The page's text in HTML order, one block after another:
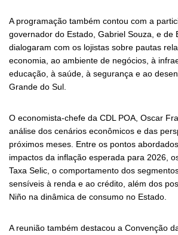
A programação também contou com a
governador do Estado, Gabriel Souza, e de
dialogaram com os lojistas sobre pautas
economia, ao ambiente de negócios, à
educação, à saúde, à segurança e ao
Grande do Sul.
O economista-chefe da CDL POA, Oscar
análise dos cenários econômicos e das
próximos meses. Entre os pontos
impactos da inflação esperada para 2026,
Taxa Selic, o comportamento dos
sensíveis à renda e ao crédito, além dos
Niño na dinâmica de consumo no Estado.
A reunião também destacou a Convenção